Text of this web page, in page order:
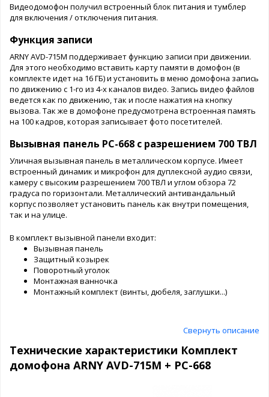
Видеодомофон получил встроенный блок питания и тумблер
для включения / отключения питания.
Функция записи
ARNY AVD-715M поддерживает функцию записи при движении.
Для этого необходимо вставить карту памяти в домофон (в
комплекте идет на 16 ГБ) и установить в меню домофона запись
по движению с 1-го из 4-х каналов видео. Запись видео файлов
ведется как по движению, так и после нажатия на кнопку
вызова. Так же в домофоне предусмотрена встроенная память
на 100 кадров, которая записывает фото посетителей.
Вызывная панель PC-668 с разрешением 700 ТВЛ
Уличная вызывная панель в металлическом корпусе. Имеет
встроенный динамик и микрофон для дуплексной аудио связи,
камеру с высоким разрешением 700 ТВЛ и углом обзора 72
градуса по горизонтали. Металлический антивандальный
корпус позволяет установить панель как внутри помещения,
так и на улице.
В комплект вызывной панели входит:
Вызывная панель
Защитный козырек
Поворотный уголок
Монтажная ванночка
Монтажный комплект (винты, дюбеля, заглушки...)
Свернуть описание
Технические характеристики Комплект
домофона ARNY AVD-715M + PC-668